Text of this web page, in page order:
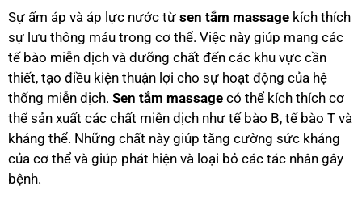
Sự ấm áp và áp lực nước từ sen tắm massage kích thích
sự lưu thông máu trong cơ thể. Việc này giúp mang các
tế bào miễn dịch và dưỡng chất đến các khu vực cần
thiết, tạo điều kiện thuận lợi cho sự hoạt động của hệ
thống miễn dịch. Sen tắm massage có thể kích thích cơ
thể sản xuất các chất miễn dịch như tế bào B, tế bào T và
kháng thể. Những chất này giúp tăng cường sức kháng
của cơ thể và giúp phát hiện và loại bỏ các tác nhân gây
bệnh.